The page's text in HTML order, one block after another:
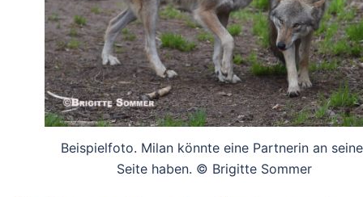
Beispielfoto. Milan könnte eine Partnerin an
Seite haben. © Brigitte Sommer